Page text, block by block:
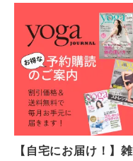
【自宅にお届け！】